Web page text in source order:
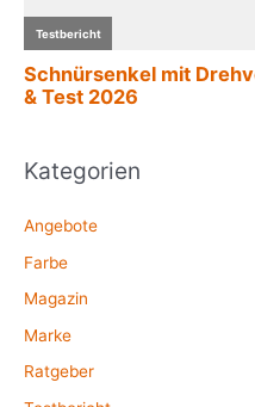
Kategorien
Angebote
Farbe
Magazin
Marke
Ratgeber